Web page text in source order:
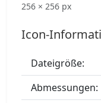
256 × 256 px
Icon-
Dateigröße:
Abmessungen: